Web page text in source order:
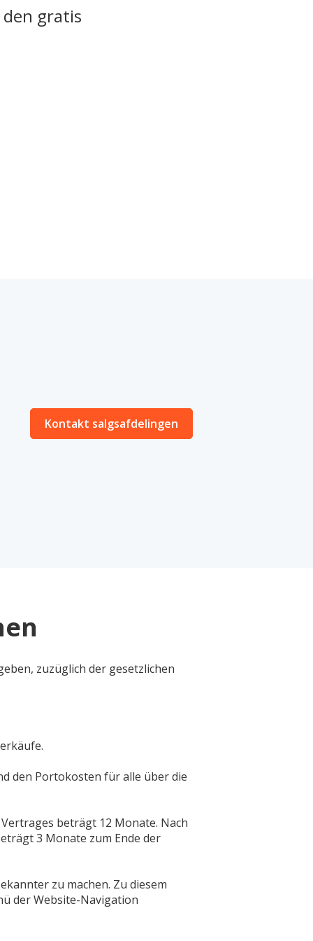
gratis
Kontakt salgsafdelingen
zuzüglich der gesetzlichen
den Portokosten für alle über die
beträgt 12 Monate. Nach
3 Monate zum Ende der
zu machen. Zu diesem
der Website-Navigation